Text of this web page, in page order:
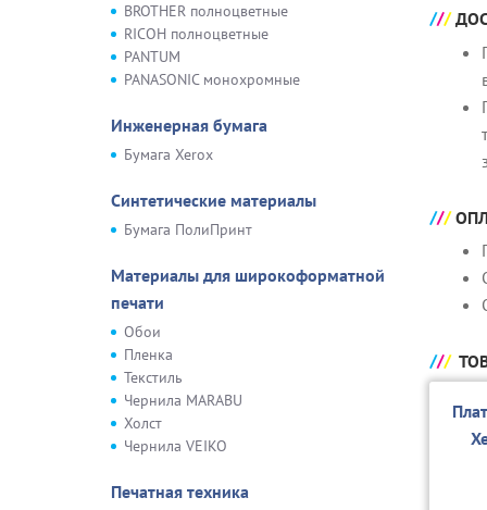
BROTHER полноцветные
RICOH полноцветные
PANTUM
PANASONIC монохромные
Инженерная бумага
Бумага Xerox
Синтетические материалы
Бумага ПолиПринт
Материалы для широкоформатной
печати
Обои
Пленка
Текстиль
Чернила MARABU
Холст
Чернила VEIKO
Печатная техника